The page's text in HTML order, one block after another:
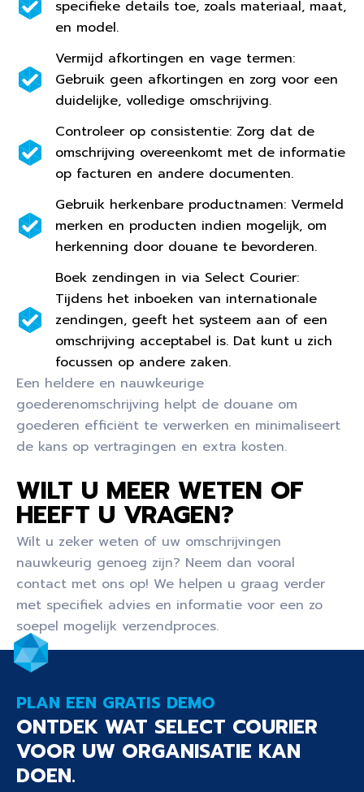
specifieke details toe, zoals materiaal, maat,
en model.
Vermijd afkortingen en vage termen:
Gebruik geen afkortingen en zorg voor een
duidelijke, volledige omschrijving.
Controleer op consistentie: Zorg dat de
omschrijving overeenkomt met de informatie
op facturen en andere documenten.
Gebruik herkenbare productnamen: Vermeld
merken en producten indien mogelijk, om
herkenning door douane te bevorderen.
Boek zendingen in via Select Courier:
Tijdens het inboeken van internationale
zendingen, geeft het systeem aan of een
omschrijving acceptabel is. Dat kunt u zich
focussen op andere zaken.
Een heldere en nauwkeurige
goederenomschrijving helpt de douane om
goederen efficiënt te verwerken en minimaliseert
de kans op vertragingen en extra kosten.
WILT U MEER WETEN OF
HEEFT U VRAGEN?
Wilt u zeker weten of uw omschrijvingen
nauwkeurig genoeg zijn? Neem dan vooral
contact met ons op! We helpen u graag verder
met specifiek advies en informatie voor een zo
soepel mogelijk verzendproces.
PLAN EEN GRATIS DEMO
ONTDEK WAT SELECT COURIER
VOOR UW ORGANISATIE KAN
DOEN.